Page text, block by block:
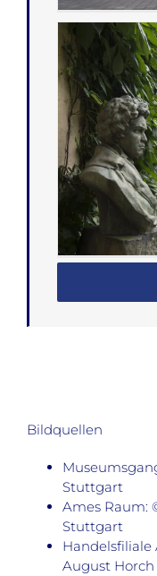
Bildquellen
Stuttgart
Ames Raum:
Stuttgart
August